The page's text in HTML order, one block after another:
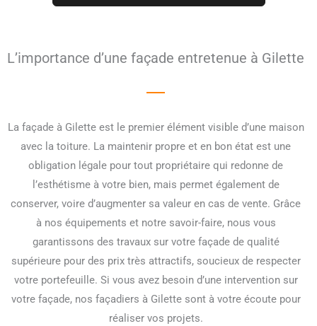
L’importance d’une façade entretenue à Gilette
La façade à Gilette est le premier élément visible d’une maison
avec la toiture. La maintenir propre et en bon état est une
obligation légale pour tout propriétaire qui redonne de
l’esthétisme à votre bien, mais permet également de
conserver, voire d’augmenter sa valeur en cas de vente. Grâce
à nos équipements et notre savoir-faire, nous vous
garantissons des travaux sur votre façade de qualité
supérieure pour des prix très attractifs, soucieux de respecter
votre portefeuille. Si vous avez besoin d’une intervention sur
votre façade, nos façadiers à Gilette sont à votre écoute pour
réaliser vos projets.